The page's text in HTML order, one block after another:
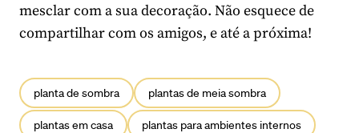
mesclar com a sua decoração. Não esquece de
compartilhar com os amigos, e até a próxima!
planta de sombra plantas de meia sombra
plantas em casa plantas para ambientes internos